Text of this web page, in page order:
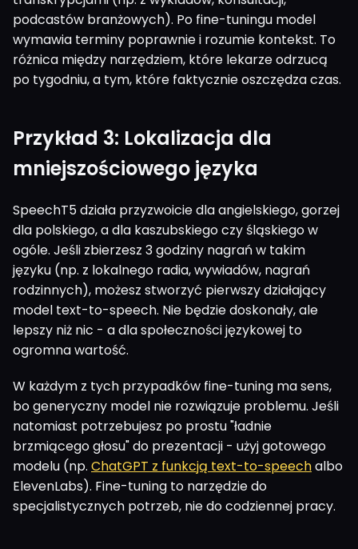
podcastów branżowych). Po fine-tuningu model
wymawia terminy poprawnie i rozumie kontekst. To
różnica między narzędziem, które lekarze odrzucą
po tygodniu, a tym, które faktycznie oszczędza czas.
Przykład 3: Lokalizacja dla
mniejszościowego języka
SpeechT5 działa przyzwoicie dla angielskiego, gorzej
dla polskiego, a dla kaszubskiego czy śląskiego w
ogóle. Jeśli zbierzesz 3 godziny nagrań w takim
języku (np. z lokalnego radia, wywiadów, nagrań
rodzinnych), możesz stworzyć pierwszy działający
model text-to-speech. Nie będzie doskonały, ale
lepszy niż nic - a dla społeczności językowej to
ogromna wartość.
W każdym z tych przypadków fine-tuning ma sens,
bo generyczny model nie rozwiązuje problemu. Jeśli
natomiast potrzebujesz po prostu "ładnie
brzmiącego głosu" do prezentacji - użyj gotowego
modelu (np. ChatGPT z funkcją text-to-speechalbo
ElevenLabs). Fine-tuning to narzędzie do
specjalistycznych potrzeb, nie do codziennej pracy.